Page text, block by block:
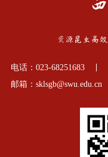
电话：023-68251683
邮箱：sklsgb@swu.edu.cn